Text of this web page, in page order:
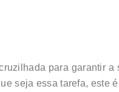
para garantir
seja essa tarefa, este